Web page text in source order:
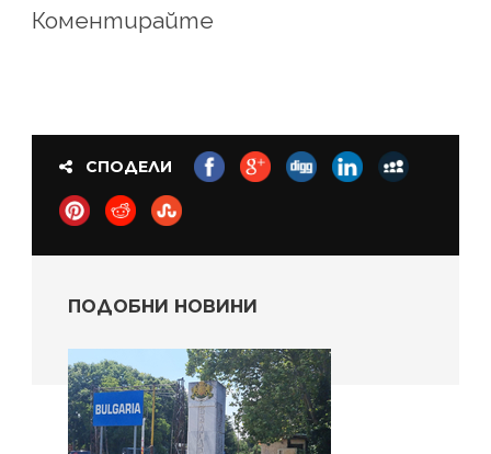
Коментирайте
СПОДЕЛИ
ПОДОБНИ НОВИНИ